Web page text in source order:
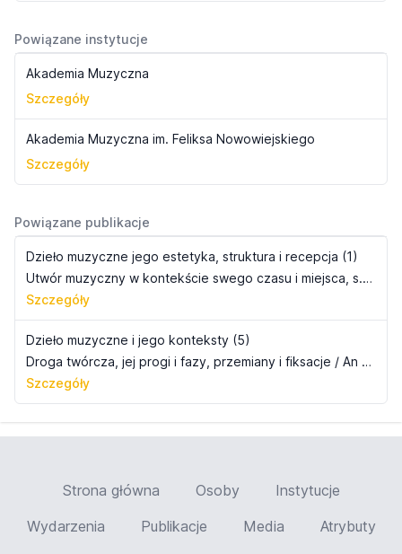
Powiązane instytucje
Akademia Muzyczna
Szczegóły
Akademia Muzyczna im. Feliksa Nowowiejskiego
Szczegóły
Powiązane publikacje
Dzieło muzyczne jego estetyka, struktura i recepcja (1)
Utwór muzyczny w kontekście swego czasu i miejsca, s. 11-36
Szczegóły
Dzieło muzyczne i jego konteksty (5)
Droga twórcza, jej progi i fazy, przemiany i fiksacje / An Artist&#8217;s Path: The Nodes and Phases, Transitions and Fixations
Szczegóły
Strona główna Osoby
Instytucje
Wydarzenia
Publikacje Media Atrybuty